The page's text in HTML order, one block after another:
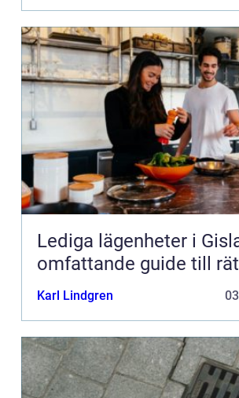
Lediga lägenheter i
omfattande guide till
Karl Lindgren